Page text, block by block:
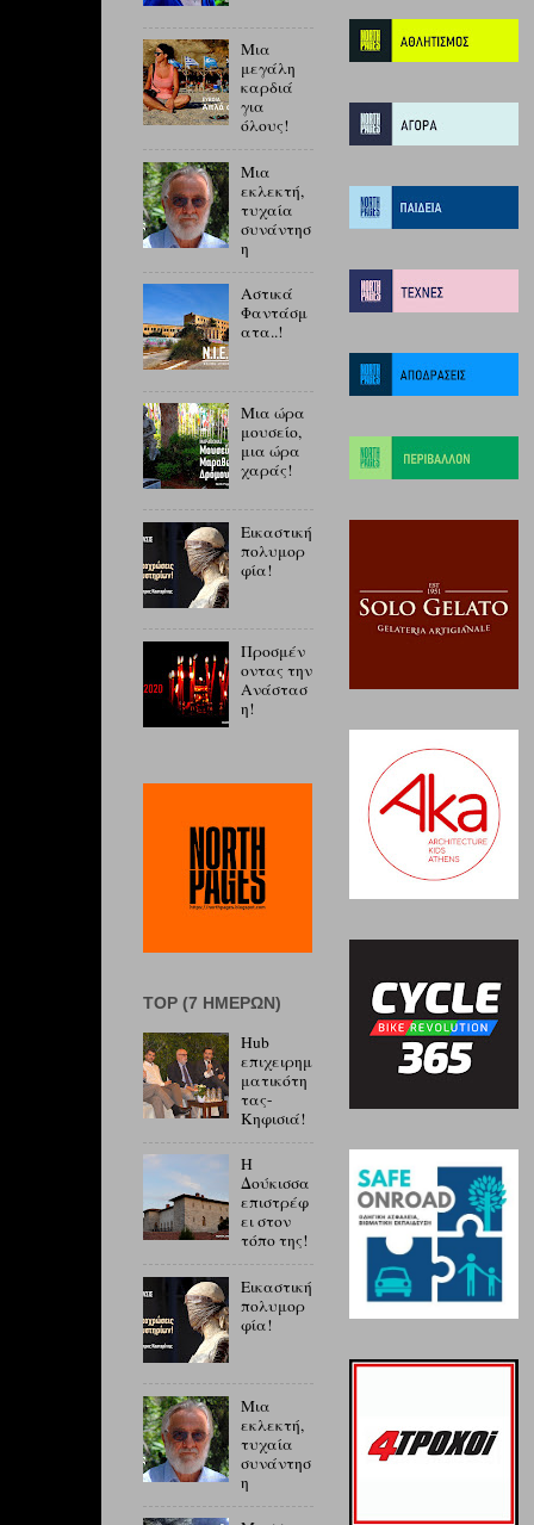
Μια
μεγάλη
καρδιά
για
όλους!
Μια
εκλεκτή,
τυχαία
συνάντησ
η
Αστικά
Φαντάσμ
ατα..!
Μια ώρα
μουσείο,
μια ώρα
χαράς!
Εικαστική
πολυμορ
φία!
Προσμέν
οντας την
Ανάστασ
η!
ΤOP (7 ΗΜΕΡΏΝ)
Hub
επιχειρημ
ματικότη
τας-
Κηφισιά!
Η
Δούκισσα
επιστρέφ
ει στον
τόπο της!
Εικαστική
πολυμορ
φία!
Μια
εκλεκτή,
τυχαία
συνάντησ
η